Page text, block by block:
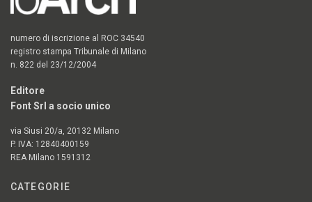
numero di iscrizione al ROC 34540
registro stampa Tribunale di Milano
n. 822 del 23/12/2004
Editore
Font Srl a socio unico
via Siusi 20/a, 20132 Milano
P. IVA: 12840400159
REA Milano 1591312
CATEGORIE